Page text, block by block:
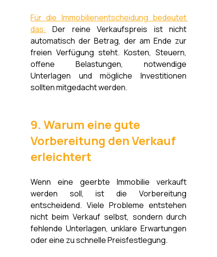
Für die Immobilienentscheidung bedeutet
das: Der reine Verkaufspreis ist nicht
automatisch der Betrag, der am Ende zur
freien Verfügung steht. Kosten, Steuern,
offene Belastungen, notwendige
Unterlagen und mögliche Investitionen
sollten mitgedacht werden.
9. Warum eine gute
Vorbereitung den Verkauf
erleichtert
Wenn eine geerbte Immobilie verkauft
werden soll, ist die Vorbereitung
entscheidend. Viele Probleme entstehen
nicht beim Verkauf selbst, sondern durch
fehlende Unterlagen, unklare Erwartungen
oder eine zu schnelle Preisfestlegung.